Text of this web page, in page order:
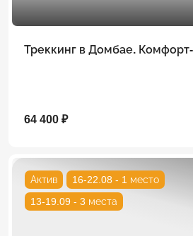
Треккинг в Домбае.
64 400 ₽
Актив
16-22.08 - 1 место
13-19.09 - 3 места